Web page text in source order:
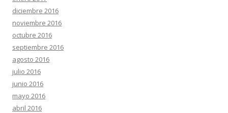
diciembre 2016
noviembre 2016
octubre 2016
septiembre 2016
agosto 2016
julio 2016
junio 2016
mayo 2016
abril 2016